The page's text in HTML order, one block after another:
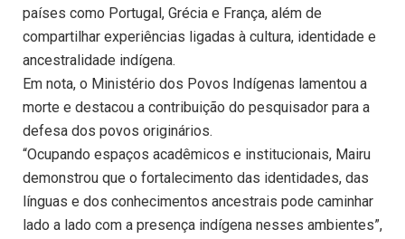
países como Portugal, Grécia e França, além de
compartilhar experiências ligadas à cultura, identidade e
ancestralidade indígena.
Em nota, o Ministério dos Povos Indígenas lamentou a
morte e destacou a contribuição do pesquisador para a
defesa dos povos originários.
“Ocupando espaços acadêmicos e institucionais, Mairu
demonstrou que o fortalecimento das identidades, das
línguas e dos conhecimentos ancestrais pode caminhar
lado a lado com a presença indígena nesses ambientes”,